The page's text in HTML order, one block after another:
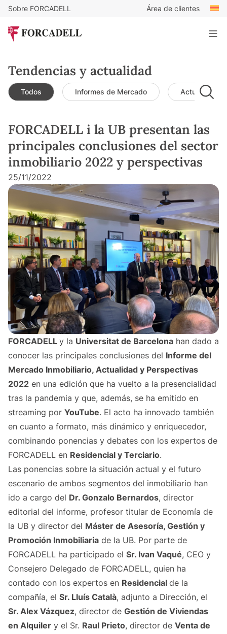
Sobre FORCADELL Área de clientes
Tendencias y actualidad
Todos Informes de Mercado Actualidad
FORCADELL i la UB presentan las
principales conclusiones del sector
inmobiliario 2022 y perspectivas
25/11/2022
FORCADELL y la Universitat de Barcelona han dado a
conocer las principales conclusiones del Informe del
Mercado Inmobiliario, Actualidad y Perspectivas
2022 en una edición que ha vuelto a la presencialidad
tras la pandemia y que, además, se ha emitido en
streaming por YouTube. El acto ha innovado también
en cuanto a formato, más dinámico y enriquecedor,
combinando ponencias y debates con los expertos de
FORCADELL en Residencial y Terciario.
Las ponencias sobre la situación actual y el futuro
escenario de ambos segmentos del inmobiliario han
ido a cargo del Dr. Gonzalo Bernardos, director
editorial del informe, profesor titular de Economía de
la UB y director del Máster de Asesoría, Gestión y
Promoción Inmobiliaria de la UB. Por parte de
FORCADELL ha participado el Sr. Ivan Vaqué, CEO y
Consejero Delegado de FORCADELL, quien ha
contado con los expertos en Residencial de la
compañía, el Sr. Lluís Català, adjunto a Dirección, el
Sr. Alex Vázquez, director de Gestión de Viviendas
en Alquiler y el Sr. Raul Prieto, director de Venta de